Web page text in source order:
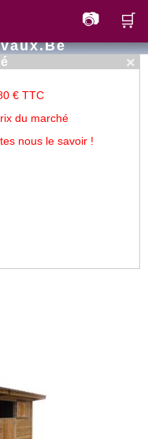
📷 🛒
×
€ TTC
du marché
nous le savoir !